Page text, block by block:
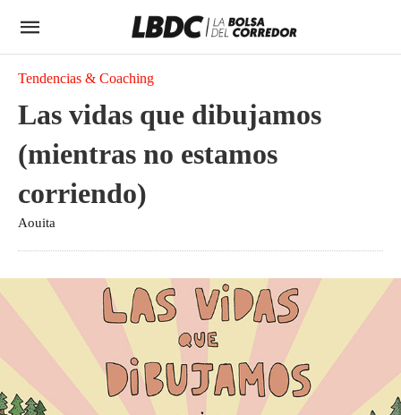
Tendencias & Coaching
Las vidas que dibujamos
(mientras no estamos
corriendo)
Aouita